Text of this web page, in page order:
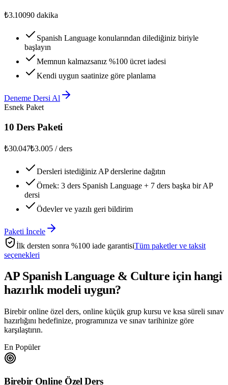
₺3.10090 dakika
Spanish Language konularından dilediğiniz biriyle
başlayın
Memnun kalmazsanız %100 ücret iadesi
Kendi uygun saatinize göre planlama
Deneme Dersi Al
Esnek Paket
10 Ders Paketi
₺30.047₺3.005 / ders
Dersleri istediğiniz AP derslerine dağıtın
Örnek: 3 ders Spanish Language + 7 ders başka bir AP
dersi
Ödevler ve yazılı geri bildirim
Paketi İncele
İlk dersten sonra %100 iade garantisiTüm paketler ve taksit
seçenekleri
AP Spanish Language & Culture için hangi
hazırlık modeli uygun?
Birebir online özel ders, online küçük grup kursu ve kısa süreli sınav
hazırlığını hedefinize, programınıza ve sınav tarihinize göre
karşılaştırın.
En Popüler
Birebir Online Özel Ders